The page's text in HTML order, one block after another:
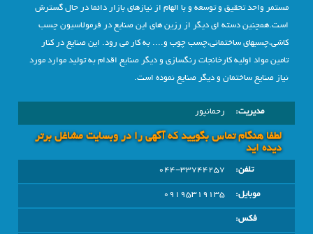
مستمر واحد تحقیق و توسعه و با الهام از نیازهای بازار دائما در حال گسترش
است.همچنین دسته ای دیگر از رزین های این صنایع در فرمولاسیون چسب
کاشی،چسبهای ساختمانی،چسب چوب و.... به کار می رود. این صنایع در کنار
تامین مواد اولیه کارخانجات رنگسازی و دیگر صنایع اقدام به تولید موارد مورد
نیاز صنایع ساختمان و دیگر صنایع نموده است.
مدیریت: رحمانپور
لطفا هنگام تماس بگویید که آگهی را در وبسايت مشاغل برتر
دیده اید
تلفن:
044-33744257
موبایل:
09195319135
فکس: